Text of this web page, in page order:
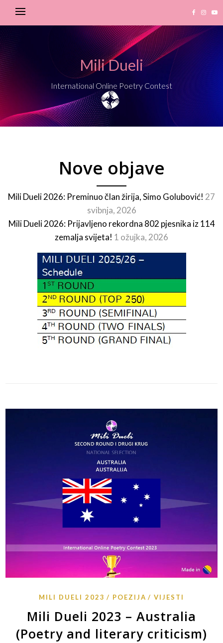
Mili Dueli
International Online Poetry Contest
Nove objave
Mili Dueli 2026: Preminuo član žirija, Simo Golubović! 27
svibnja, 2026
Mili Dueli 2026: Prijavljeno rekordna 802 pjesnika iz 114
zemalja svijeta! 1 ožujka, 2026
MILI DUELI 2023 POEZIJA VIJESTI
Mili Dueli 2023 – Australia
(Poetry and literary criticism)